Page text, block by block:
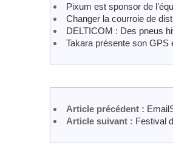
Pixum est sponsor de
Changer la courroie de
DELTICOM : Des pneus
Takara présente son GPS
Article précédent :
Article suivant : Festival